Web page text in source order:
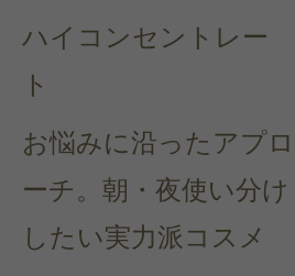
ハイコンセントレー
ト
お悩みに沿ったアプロ
ーチ。朝・夜使い分け
したい実力派コスメ